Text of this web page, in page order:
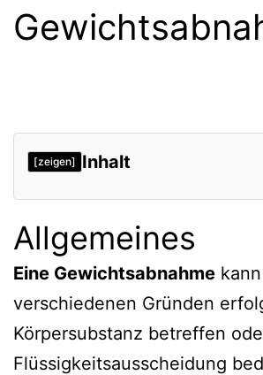
[zeigen] Inhalt
Allgemeines
Eine Gewichtsabnahme
verschiedenen Gründen
Körpersubstanz betreffen
Flüssigkeitsausscheidung